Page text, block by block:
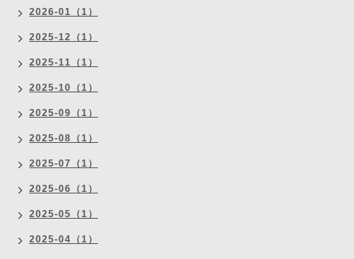
2026-01（1）
2025-12（1）
2025-11（1）
2025-10（1）
2025-09（1）
2025-08（1）
2025-07（1）
2025-06（1）
2025-05（1）
2025-04（1）